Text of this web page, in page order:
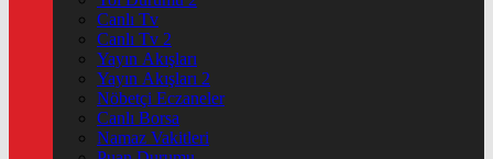
Canlı Tv
Canlı Tv 2
Yayın Akışları
Yayın Akışları 2
Nöbetçi Eczaneler
Canlı Borsa
Namaz Vakitleri